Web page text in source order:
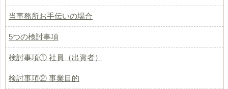
当事務所お手伝いの場合
5つの検討事項
検討事項① 社員（出資者）
検討事項② 事業目的